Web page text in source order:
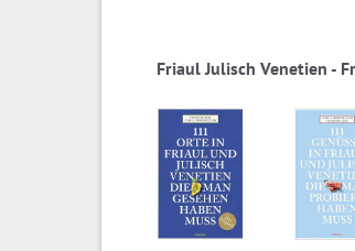
Friaul Julisch Venetien -